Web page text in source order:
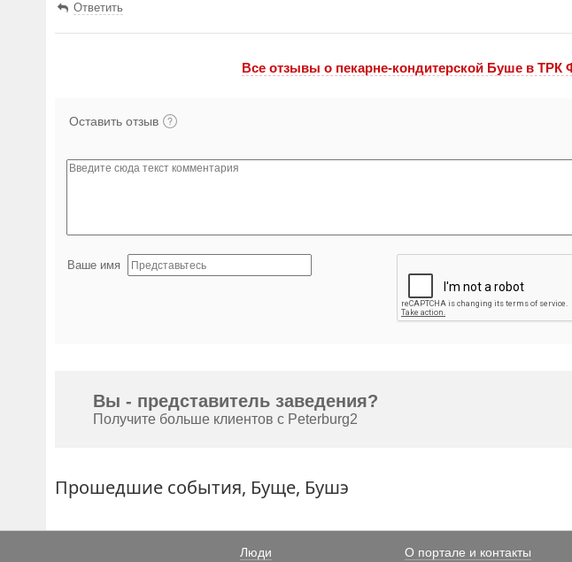
Ответить
Все отзывы o пекарне-кондитерской Буше в ТРК
Оставить отзыв
Ваше имя
Вы - представитель заведения?
Получите больше клиентов с Peterburg2
Прошедшие события, Буще, Бушэ
Люди
О портале и контакты